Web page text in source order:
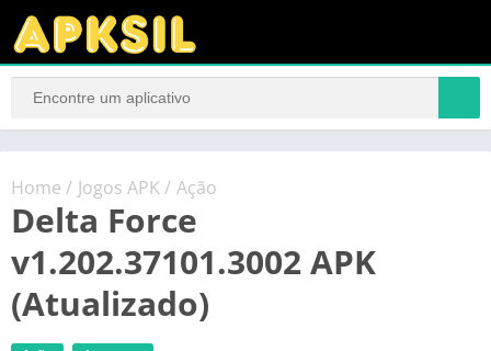
Home / Jogos APK/ Ação
Delta Force
v1.202.37101.3002 APK
(Atualizado)